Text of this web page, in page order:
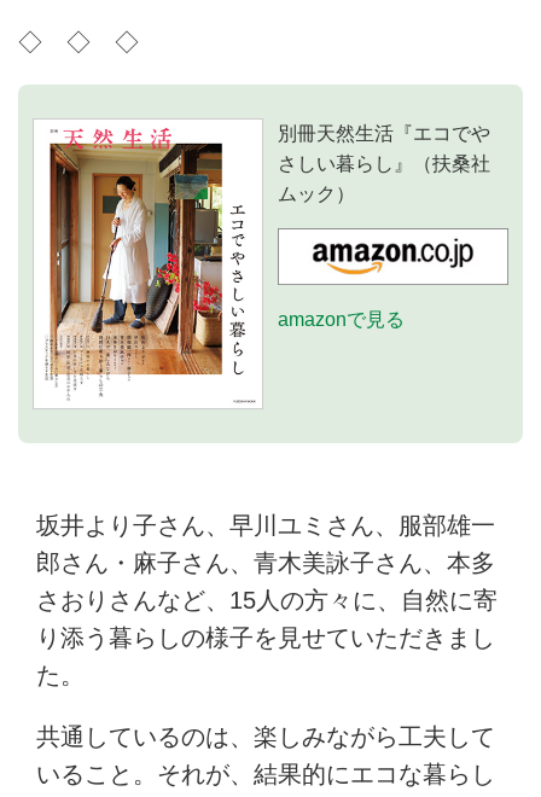
◇ ◇ ◇
別冊天然生活『エコでや
さしい暮らし』（扶桑社
ムック）
amazonで見る
坂井より子さん、早川ユミさん、服部雄一
郎さん・麻子さん、青木美詠子さん、本多
さおりさんなど、15人の方々に、自然に寄
り添う暮らしの様子を見せていただきまし
た。
共通しているのは、楽しみながら工夫して
いること。それが、結果的にエコな暮らし